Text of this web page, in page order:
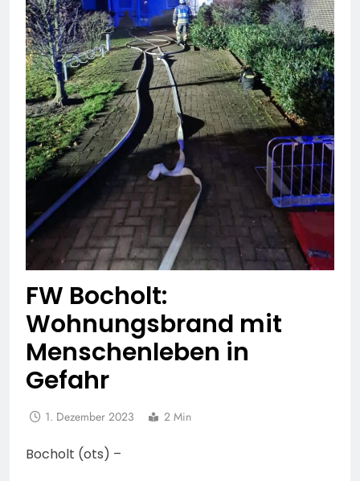
FW Bocholt:
Wohnungsbrand mit
Menschenleben in
Gefahr
1. Dezember 2023 2 Min
Bocholt (ots) –